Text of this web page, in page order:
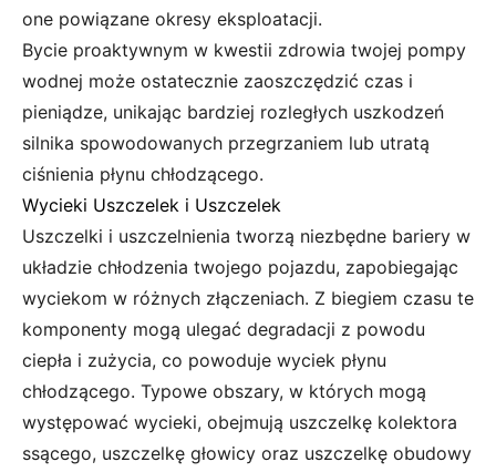
one powiązane okresy eksploatacji.
Bycie proaktywnym w kwestii zdrowia twojej pompy
wodnej może ostatecznie zaoszczędzić czas i
pieniądze, unikając bardziej rozległych uszkodzeń
silnika spowodowanych przegrzaniem lub utratą
ciśnienia płynu chłodzącego.
Wycieki Uszczelek i Uszczelek
Uszczelki i uszczelnienia tworzą niezbędne bariery w
układzie chłodzenia twojego pojazdu, zapobiegając
wyciekom w różnych złączeniach. Z biegiem czasu te
komponenty mogą ulegać degradacji z powodu
ciepła i zużycia, co powoduje wyciek płynu
chłodzącego. Typowe obszary, w których mogą
występować wycieki, obejmują uszczelkę kolektora
ssącego, uszczelkę głowicy oraz uszczelkę obudowy